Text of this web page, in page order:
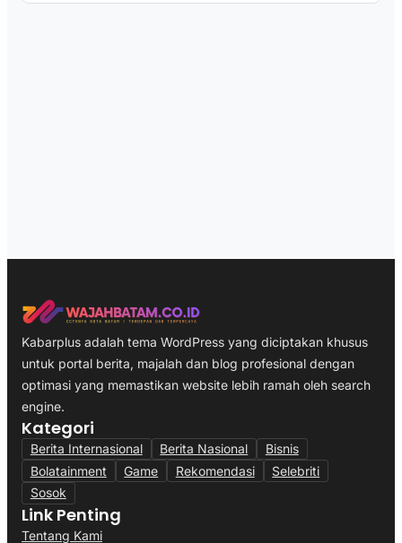
Kabarplus adalah tema WordPress yang diciptakan khusus
untuk portal berita, majalah dan blog profesional dengan
optimasi yang memastikan website lebih ramah oleh search
engine.
Kategori
Berita Internasional Berita Nasional
Bisnis
Bolatainment
Game Rekomendasi
Selebriti
Sosok
Link Penting
Tentang Kami